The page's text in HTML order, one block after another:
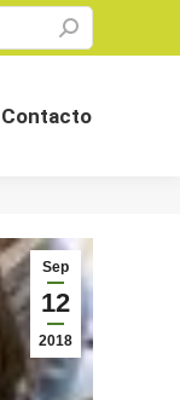
Contacto
Sep
12
2018
Contacto